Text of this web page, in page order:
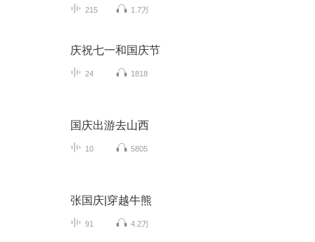
215 1.7万
庆祝七一和国庆节
24 1818
国庆出游去山西
10 5805
张国庆|穿越牛熊
91 4.2万